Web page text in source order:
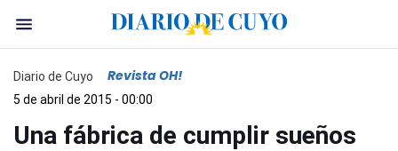
Diario de Cuyo Revista OH!
5 de abril de 2015 - 00:00
Una fábrica de cumplir sueños